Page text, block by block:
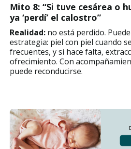
Mito 8: “Si tuve cesárea o
ya ‘perdí’ el calostro”
Realidad: no está perdido.
estrategia: piel con piel cuando
frecuentes, y si hace falta,
ofrecimiento. Con
puede reconducirse.